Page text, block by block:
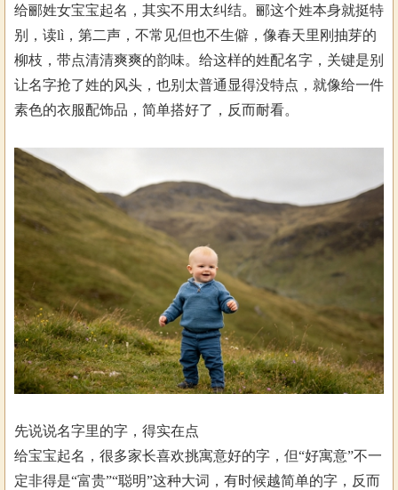
给郦姓女宝宝起名，其实不用太纠结。郦这个姓本身就挺特
别，读lì，第二声，不常见但也不生僻，像春天里刚抽芽的
柳枝，带点清清爽爽的韵味。给这样的姓配名字，关键是别
让名字抢了姓的风头，也别太普通显得没特点，就像给一件
素色的衣服配饰品，简单搭好了，反而耐看。
先说说名字里的字，得实在点
给宝宝起名，很多家长喜欢挑寓意好的字，但“好寓意”不一
定非得是“富贵”“聪明”这种大词，有时候越简单的字，反而